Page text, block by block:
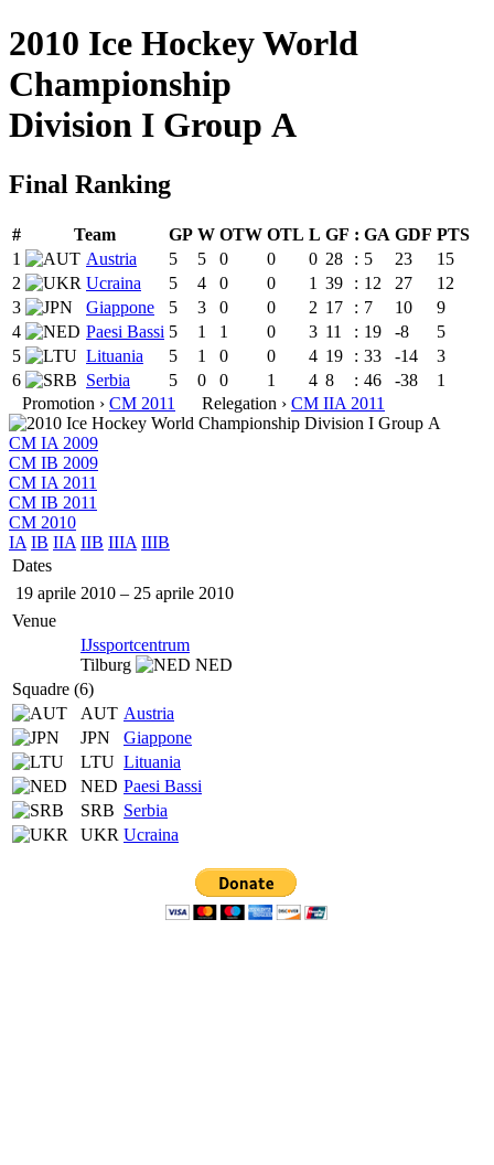
2010 Ice Hockey World
Championship
Division I Group A
Final Ranking
# Team GP W OTW OTL L GF : GA GDF PTS
1
Austria 5 5 0 0 0 28 : 5 23
15
2
Ucraina 5 4 0 0 1 39 : 12 27
12
3
Giappone 5 3 0 0 2 17 : 7 10
9
4
Paesi Bassi 5 1 1 0 3 11 : 19 -8
5
5
Lituania 5 1 0 0 4 19 : 33 -14
3
6
Serbia 5 0 0 1 4 8 : 46 -38
1
Promotion › CM 2011 Relegation › CM IIA 2011
CM IA 2009
CM IB 2009
CM IA 2011
CM IB 2011
CM 2010
IA IB IIA IIB IIIA IIIB
Dates
19 aprile 2010 – 25 aprile 2010
Venue
IJssportcentrum
Tilburg
NED
Squadre (6)
AUT Austria
JPN
Giappone
LTU Lituania
NED Paesi Bassi
SRB Serbia
UKR Ucraina